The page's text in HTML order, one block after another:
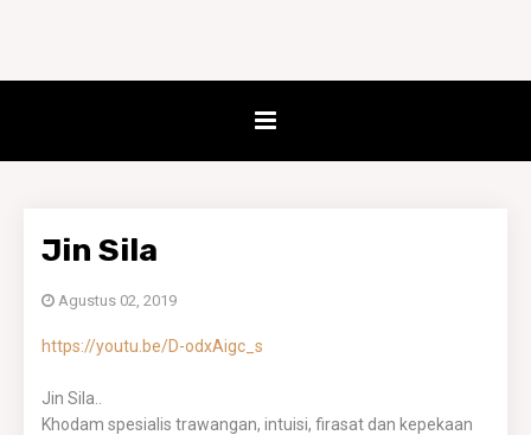
Jin Sila
Agustus 02, 2019
https://youtu.be/D-odxAigc_s
Jin Sila..
Khodam spesialis trawangan, intuisi, firasat dan kepekaan